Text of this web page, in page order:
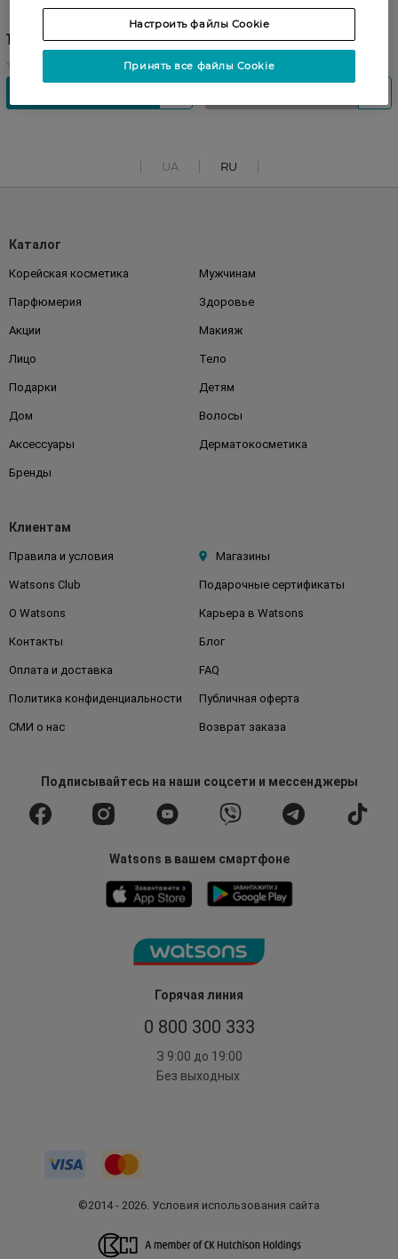
155,99 ГРН
UA RU
Горячая линия
0 800 300 333
З 9:00 до 19:00
Без выходных
Каталог
Корейская косметика Мужчинам
Парфюмерия Здоровье
Акции Макияж
Лицо Тело
Подарки Детям
Дом Волосы
Аксессуары Дерматокосметика
Бренды
Клиентам
Правила и условия Магазины
Watsons Club Подарочные сертификаты
О Watsons Карьера в Watsons
Контакты Блог
Оплата и доставка FAQ
Политика конфиденциальности Публичная оферта
СМИ о нас Возврат заказа
Подписывайтесьна наши соцсети и мессенджеры
Watsons в вашем смартфоне
©2014 - 2026. Условия использования сайта
Настроить файлы Cookie
Принять все файлы Cookie